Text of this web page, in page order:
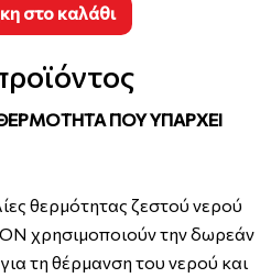
στο καλάθι
ΠΟΥ ΥΠΑΡΧΕΙ
θερμότητας ζεστού νερού
χρησιμοποιούν την δωρεάν
τη θέρμανση του νερού και